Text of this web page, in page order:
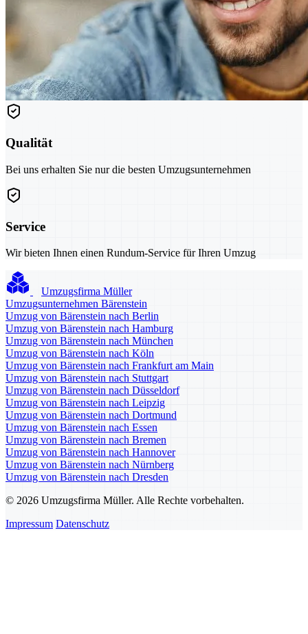
Qualität
Bei uns erhalten Sie nur die besten Umzugsunternehmen
Service
Wir bieten Ihnen einen Rundum-Service für Ihren Umzug
Umzugsfirma Müller
Umzugsunternehmen Bärenstein
Umzug von Bärenstein nach Berlin
Umzug von Bärenstein nach Hamburg
Umzug von Bärenstein nach München
Umzug von Bärenstein nach Köln
Umzug von Bärenstein nach Frankfurt am Main
Umzug von Bärenstein nach Stuttgart
Umzug von Bärenstein nach Düsseldorf
Umzug von Bärenstein nach Leipzig
Umzug von Bärenstein nach Dortmund
Umzug von Bärenstein nach Essen
Umzug von Bärenstein nach Bremen
Umzug von Bärenstein nach Hannover
Umzug von Bärenstein nach Nürnberg
Umzug von Bärenstein nach Dresden
© 2026 Umzugsfirma Müller. Alle Rechte vorbehalten.
Impressum Datenschutz